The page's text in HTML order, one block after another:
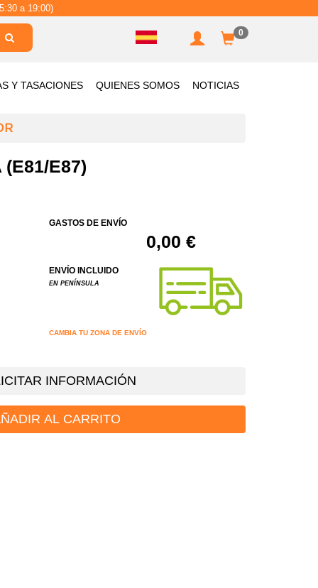
a 19:00)
0
Y TASACIONES QUIENES SOMOS NOTICIAS
(E81/E87)
GASTOS DE ENVÍO
0,00 €
ENVÍO INCLUIDO
EN PENÍNSULA
CAMBIA TU ZONA DE ENVÍO
INFORMACIÓN
AL CARRITO